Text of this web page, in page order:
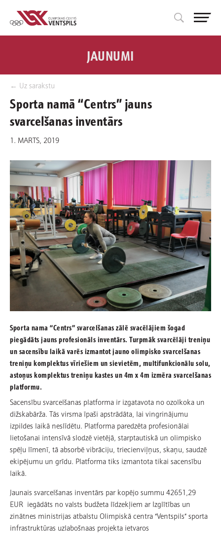
← Uz sarakstu
JAUNUMI
Sporta namā “Centrs” jauns
svarcelšanas inventārs
1. MARTS, 2019
Sporta nama “Centrs” svarcelšanas zālē svacēlājiem šogad
piegādāts jauns profesionāls inventārs. Turpmāk svarcēlāji treniņu
un sacensību laikā varēs izmantot jauno olimpisko svarcelšanas
treniņu komplektus vīriešiem un sievietēm, multifunkcionālu solu,
astoņus komplektus treniņu kastes un 4m x 4m izmēra svarcelšanas
platformu.
Sacensību svarcelšanas platforma ir izgatavota no ozolkoka un
dižskabārža. Tās virsma īpaši apstrādāta, lai vingrinājumu
izpildes laikā neslīdētu. Platforma paredzēta profesionālai
lietošanai intensīvā slodzē vietējā, starptautiskā un olimpisko
spēļu līmenī, tā absorbē vibrāciju, triecienviļņus, skaņu, saudzē
ekipējumu un grīdu. Platforma tiks izmantota tikai sacensību
laikā.
Jaunais svarcelšanas inventārs par kopējo summu 42651,29
EUR iegādāts no valsts budžeta līdzekļiem ar Izglītības un
zinātnes ministrijas atbalstu Olimpiskā centra “Ventspils” sporta
infrastruktūras uzlabošnaas projekta ietvaros